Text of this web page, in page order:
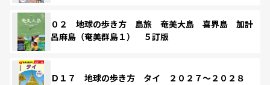
０２ 地球の歩き方 島旅 奄美大島 喜界島 加計
呂麻島（奄美群島１） ５訂版
Ｄ１７ 地球の歩き方 タイ ２０２７～２０２８